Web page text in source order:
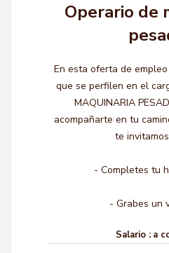
Operario de
En esta oferta de
que se perfilen en el
MAQUINARIA
acompañarte en tu
te
- Completes tu
- Grabes un
Salario : a